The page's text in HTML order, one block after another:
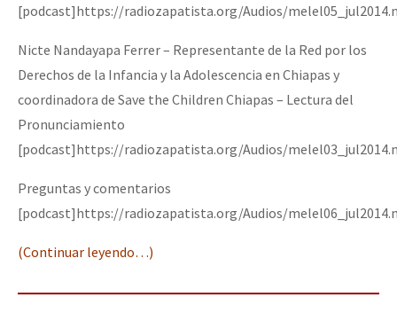
[podcast]https://radiozapatista.org/Audios/
Nicte Nandayapa Ferrer – Representante de la Red por los
Derechos de la Infancia y la Adolescencia en Chiapas y
coordinadora de Save the Children Chiapas – Lectura del
Pronunciamiento
[podcast]https://radiozapatista.org/Audios/
Preguntas y comentarios
[podcast]https://radiozapatista.org/Audios/
(Continuar leyendo…)